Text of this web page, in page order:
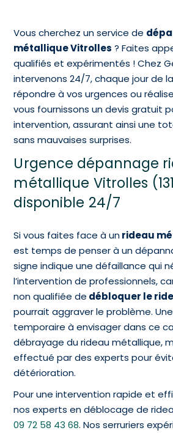
Vous cherchez un service de
métallique Vitrolles ? Faites
qualifiés et expérimentés ! Chez
intervenons 24/7, chaque jour de
répondre à vos urgences ou
vous fournissons un devis gratuit
intervention, assurant ainsi une
sans mauvaises surprises.
Urgence dépannage
métallique Vitrolles
disponible 24/7
Si vous faites face à unrideau
est temps de penser à un
signe indique une défaillance qui
l’intervention de professionnels,
non qualifiée de débloquer le
pourrait aggraver le problème.
temporaire à envisager dans ce
débrayage du rideau métallique,
effectué par des experts pour
détérioration.
Pour une intervention rapide et
nos experts en déblocage de
09 72 58 43 68. Nos serruriers